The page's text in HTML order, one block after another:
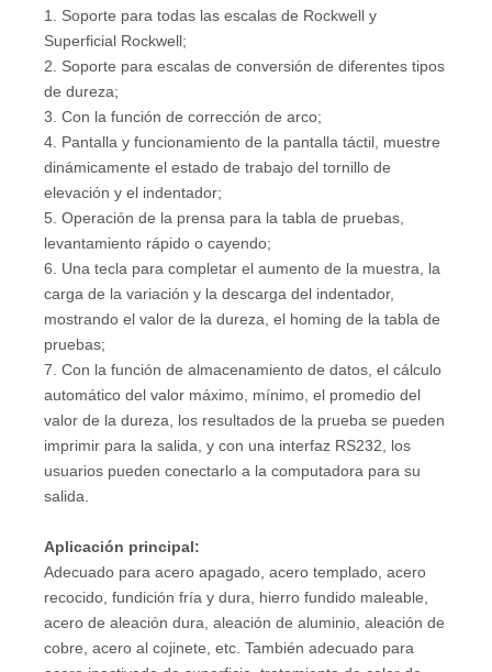
1. Soporte para todas las escalas de Rockwell y
Superficial Rockwell;
2. Soporte para escalas de conversión de diferentes tipos
de dureza;
3. Con la función de corrección de arco;
4. Pantalla y funcionamiento de la pantalla táctil, muestre
dinámicamente el estado de trabajo del tornillo de
elevación y el indentador;
5. Operación de la prensa para la tabla de pruebas,
levantamiento rápido o cayendo;
6. Una tecla para completar el aumento de la muestra, la
carga de la variación y la descarga del indentador,
mostrando el valor de la dureza, el homing de la tabla de
pruebas;
7. Con la función de almacenamiento de datos, el cálculo
automático del valor máximo, mínimo, el promedio del
valor de la dureza, los resultados de la prueba se pueden
imprimir para la salida, y con una interfaz RS232, los
usuarios pueden conectarlo a la computadora para su
salida.
Aplicación principal:
Adecuado para acero apagado, acero templado, acero
recocido, fundición fría y dura, hierro fundido maleable,
acero de aleación dura, aleación de aluminio, aleación de
cobre, acero al cojinete, etc. También adecuado para